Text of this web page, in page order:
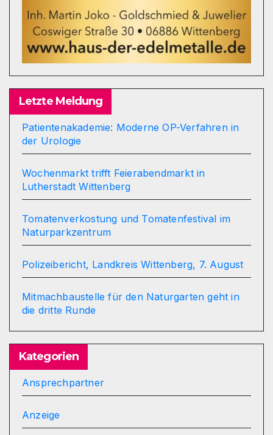
Letzte Meldung
Patientenakademie: Moderne OP-Verfahren in
der Urologie
Wochenmarkt trifft Feierabendmarkt in
Lutherstadt Wittenberg
Tomatenverkostung und Tomatenfestival im
Naturparkzentrum
Polizeibericht, Landkreis Wittenberg, 7. August
Mitmachbaustelle für den Naturgarten geht in
die dritte Runde
Kategorien
Ansprechpartner
Anzeige